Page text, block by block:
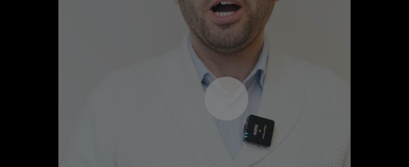
Åpne videospilleren